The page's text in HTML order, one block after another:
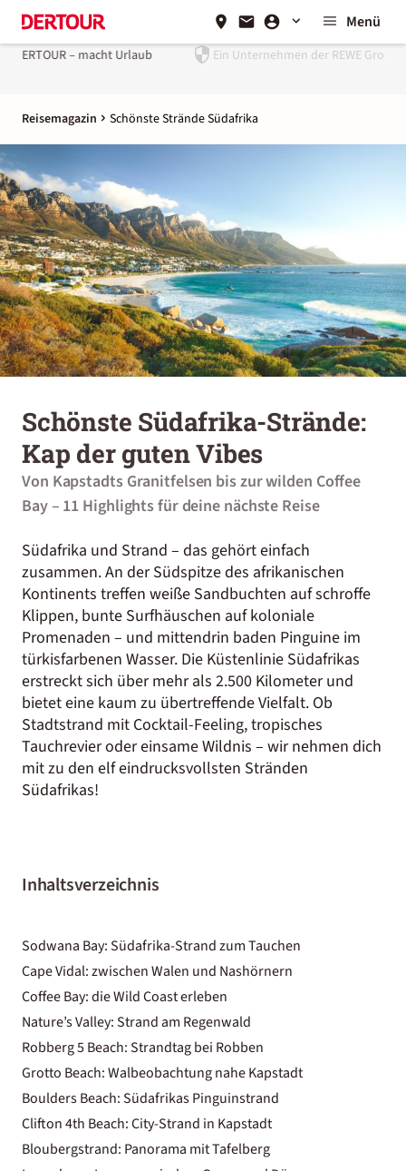
Menü
Ein Unternehmen der REWE Group
Reisemagazin Schönste Strände Südafrika
Schönste Südafrika-Strände:
Kap der guten Vibes
Von Kapstadts Granitfelsen bis zur wilden Coffee
Bay – 11 Highlights für deine nächste Reise
Südafrika und Strand – das gehört einfach
zusammen. An der Südspitze des afrikanischen
Kontinents treffen weiße Sandbuchten auf schroffe
Klippen, bunte Surfhäuschen auf koloniale
Promenaden – und mittendrin baden Pinguine im
türkisfarbenen Wasser. Die Küstenlinie Südafrikas
erstreckt sich über mehr als 2.500 Kilometer und
bietet eine kaum zu übertreffende Vielfalt. Ob
Stadtstrand mit Cocktail-Feeling, tropisches
Tauchrevier oder einsame Wildnis – wir nehmen dich
mit zu den elf eindrucksvollsten Stränden
Südafrikas!
Inhaltsverzeichnis
Sodwana Bay: Südafrika-Strand zum Tauchen
Cape Vidal: zwischen Walen und Nashörnern
Coffee Bay: die Wild Coast erleben
Nature’s Valley: Strand am Regenwald
Robberg 5 Beach: Strandtag bei Robben
Grotto Beach: Walbeobachtung nahe Kapstadt
Boulders Beach: Südafrikas Pinguinstrand
Clifton 4th Beach: City-Strand in Kapstadt
Bloubergstrand: Panorama mit Tafelberg